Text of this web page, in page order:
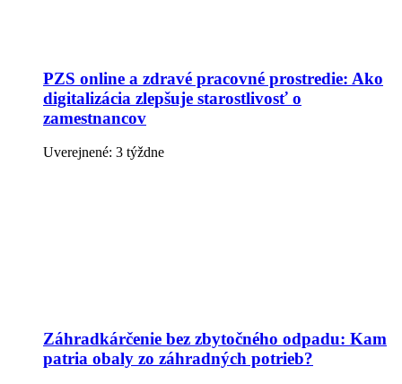
PZS online a zdravé pracovné prostredie: Ako
digitalizácia zlepšuje starostlivosť o
zamestnancov
Uverejnené: 3 týždne
Záhradkárčenie bez zbytočného odpadu: Kam
patria obaly zo záhradných potrieb?